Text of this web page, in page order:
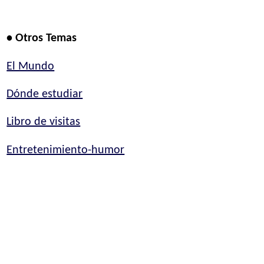
• Otros Temas
El Mundo
Dónde estudiar
Libro de visitas
Entretenimiento-humor